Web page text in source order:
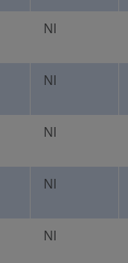
NI
NI
NI
NI
NI